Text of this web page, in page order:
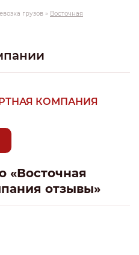
грузов » Восточная
КОМПАНИЯ
«Восточная
отзывы»